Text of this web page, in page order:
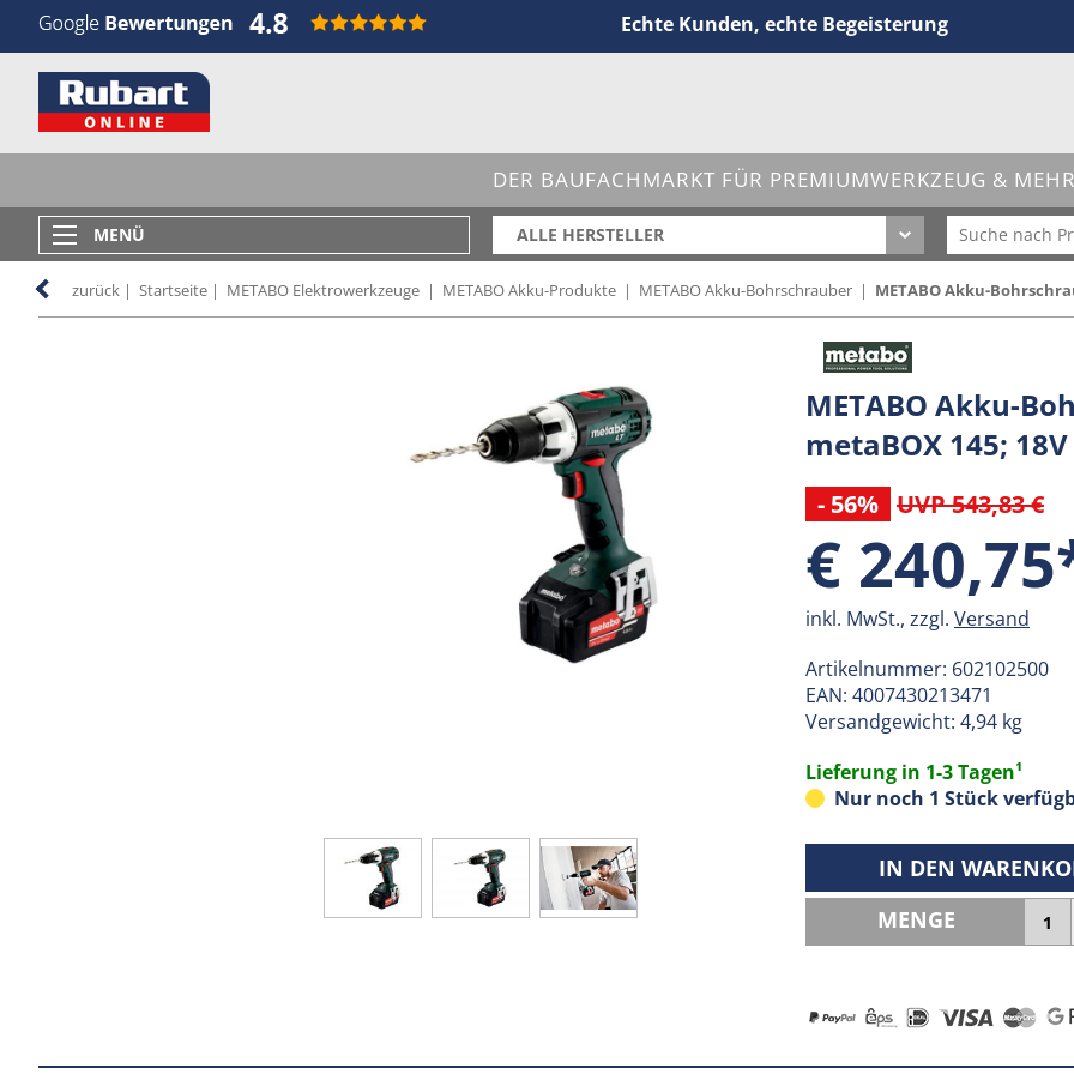
Echte Kunden, echte Begeisterung
DER BAUFACHMARKT FÜR PREMIUMWERKZEUG &
MENÜ ALLE HERSTELLER
zurück | Startseite | METABO Elektrowerkzeuge | METABO Akku-Produkte | METABO Akku-Bohrschrauber | METABO Akku-
METABO Akku-
metaBOX 145;
- 56% UVP 543,83 €
€
inkl. MwSt., zzgl. Versand
Artikelnummer: 602102500
EAN: 4007430213471
Versandgewicht: 4,94 kg
Lieferung in 1-3 Tagen¹
Nur noch 1 Stück
IN DEN
MENGE